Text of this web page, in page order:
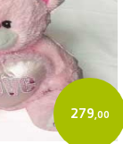
279,00